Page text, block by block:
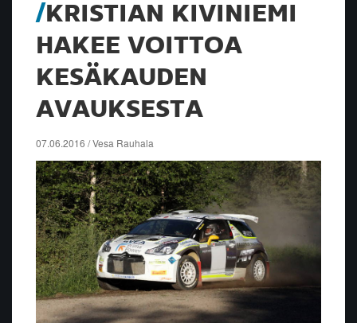
KRISTIAN KIVINIEMI
HAKEE VOITTOA
KESÄKAUDEN
AVAUKSESTA
07.06.2016 / Vesa Rauhala